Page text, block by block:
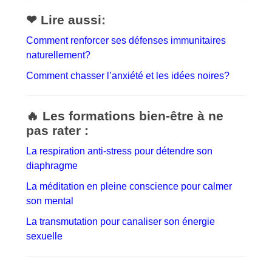
❤ Lire aussi:
Comment renforcer ses défenses immunitaires
naturellement?
Comment chasser l’anxiété et les idées noires?
🔥 Les formations bien-être à ne
pas rater :
La respiration anti-stress pour détendre son
diaphragme
La méditation en pleine conscience pour calmer
son mental
La transmutation pour canaliser son énergie
sexuelle